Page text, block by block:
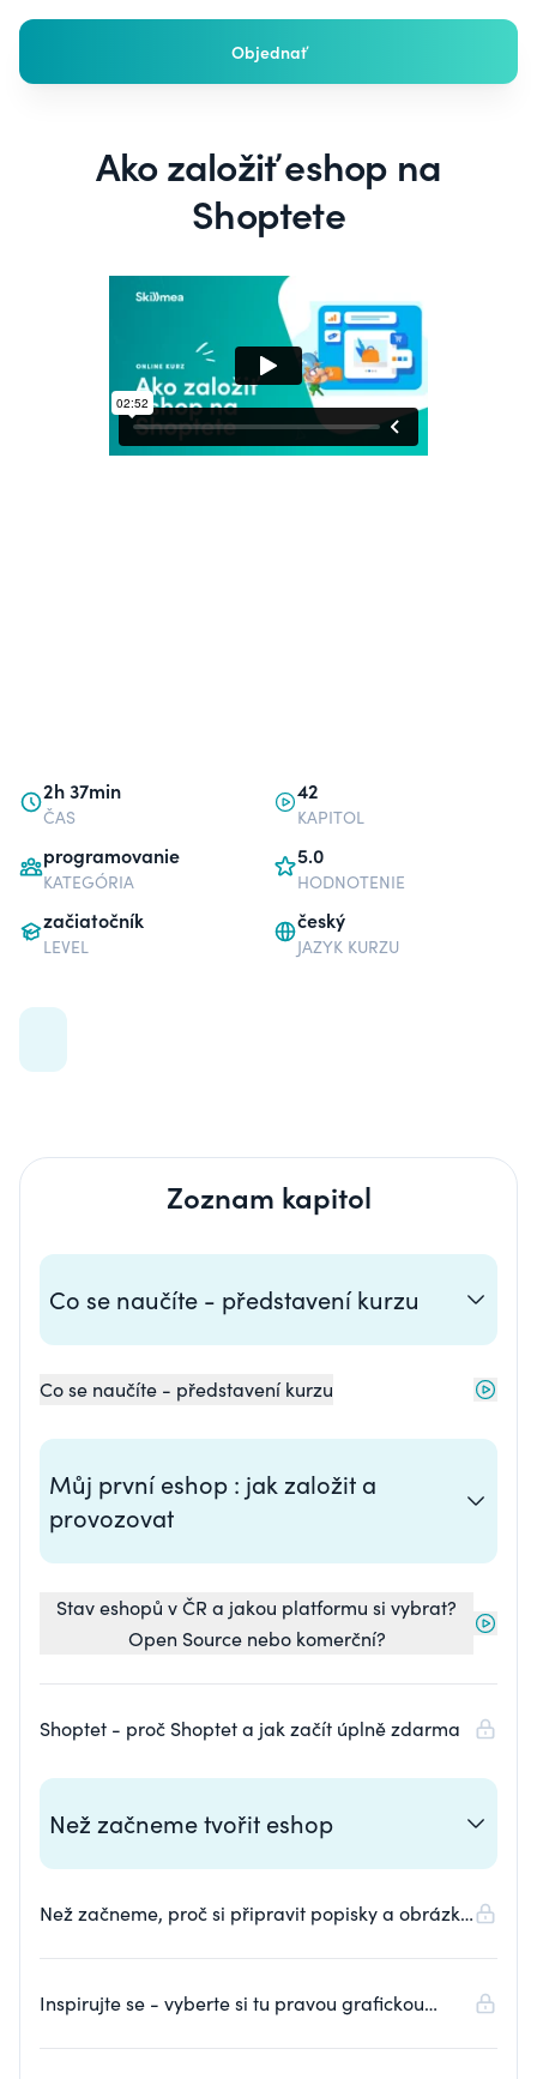
Objednať
Ako založiť eshop na
Shoptete
2h 37min
ČAS
42
KAPITOL
programovanie
KATEGÓRIA
5.0
HODNOTENIE
začiatočník
LEVEL
český
JAZYK KURZU
Zoznam kapitol
Co se naučíte - představení kurzu
Co se naučíte - představení kurzu
Můj první eshop : jak založit a
provozovat
Stav eshopů v ČR a jakou platformu si vybrat?
Open Source nebo komerční?
Shoptet - proč Shoptet a jak začít úplně zdarma
Než začneme tvořit eshop
Než začneme, proč si připravit popisky a obrázky.
Inspirujte se - vyberte si tu pravou grafickou